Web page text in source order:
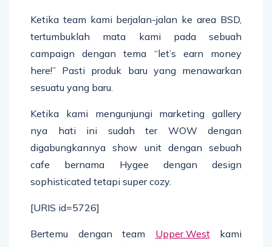
Ketika team kami berjalan-jalan ke area BSD,
tertumbuklah mata kami pada sebuah
campaign dengan tema “let’s earn money
here!” Pasti produk baru yang menawarkan
sesuatu yang baru.
Ketika kami mengunjungi marketing gallery
nya hati ini sudah ter WOW dengan
digabungkannya show unit dengan sebuah
cafe bernama Hygee dengan design
sophisticated tetapi super cozy.
[URIS id=5726]
Bertemu dengan team Upper Westkami